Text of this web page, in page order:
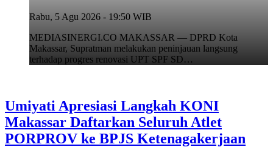
Rabu, 5 Agu 2026 - 19:50 WIB
MEDIASINERGI.CO MAKASSAR — DPRD Kota
Makassar, Supratman melakukan peninjauan langsung
terhadap progres renovasi UPT SPF SD…
Umiyati Apresiasi Langkah KONI
Makassar Daftarkan Seluruh Atlet
PORPROV ke BPJS Ketenagakerjaan